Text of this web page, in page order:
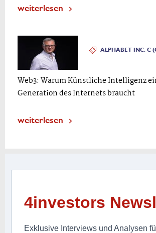
weiterlesen
ALPHABET INC. C
Web3: Warum Künstliche Intelligenz
Generation des Internets braucht
weiterlesen
4investors
Exklusive Interviews und Analysen